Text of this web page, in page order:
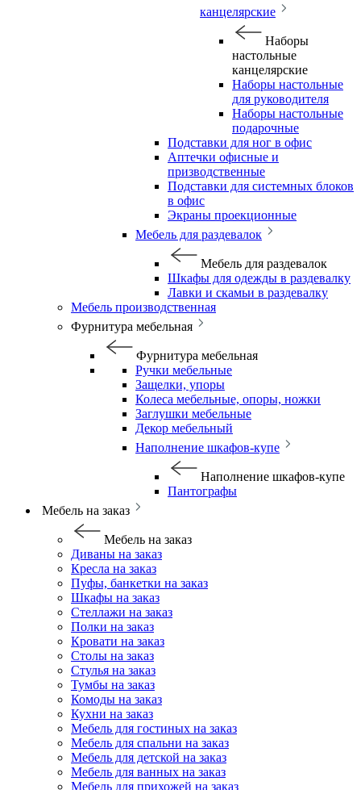
канцелярские
Наборы
настольные
канцелярские
Наборы настольные
для руководителя
Наборы настольные
подарочные
Подставки для ног в офис
Аптечки офисные и
призводственные
Подставки для системных блоков
в офис
Экраны проекционные
Мебель для раздевалок
Мебель для раздевалок
Шкафы для одежды в раздевалку
Лавки и скамьи в раздевалку
Мебель производственная
Фурнитура мебельная
Фурнитура мебельная
Ручки мебельные
Защелки, упоры
Колеса мебельные, опоры, ножки
Заглушки мебельные
Декор мебельный
Наполнение шкафов-купе
Наполнение шкафов-купе
Пантографы
Мебель на заказ
Мебель на заказ
Диваны на заказ
Кресла на заказ
Пуфы, банкетки на заказ
Шкафы на заказ
Стеллажи на заказ
Полки на заказ
Кровати на заказ
Столы на заказ
Стулья на заказ
Тумбы на заказ
Комоды на заказ
Кухни на заказ
Мебель для гостиных на заказ
Мебель для спальни на заказ
Мебель для детской на заказ
Мебель для ванных на заказ
Мебель для прихожей на заказ